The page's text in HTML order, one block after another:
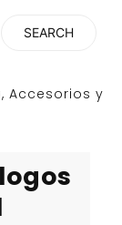
Accesorios y